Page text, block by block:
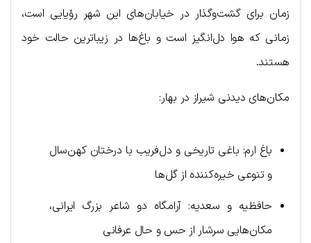
زمان برای گشت‌و‌گذار در خیابان‌های این شهر رؤیایی است،
زمانی که هوا دل‌انگیز است و باغ‌ها در زیباترین حالت خود
هستند.
مکان‌های دیدنی شیراز در بهار:
باغ ارم: باغی تاریخی و دل‌فریب با درختان کهن‌سال
و تنوعی خیره‌کننده از گل‌ها
حافظیه و سعدیه: آرامگاه دو شاعر بزرگ ایرانی،
مکان‌هایی سرشار از حس و حال عرفانی